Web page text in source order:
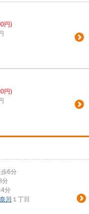
円)
円)
歩6分
分
4分
川 １丁目